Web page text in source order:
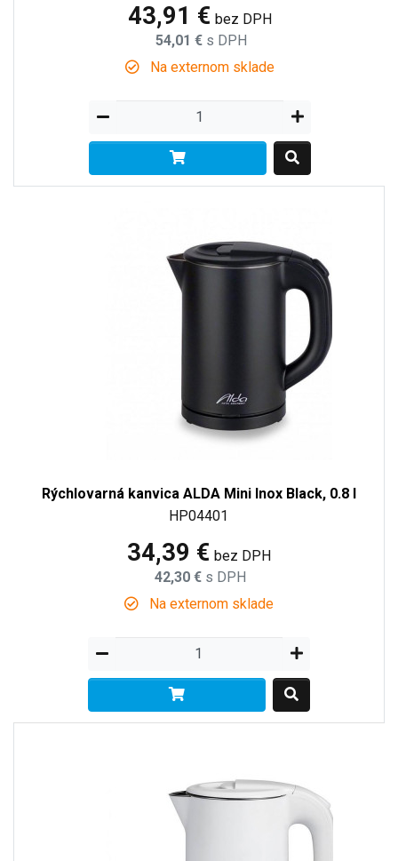
43,91 € bez DPH
54,01 € s DPH
Na externom sklade
Rýchlovarná kanvica ALDA Mini Inox Black, 0.8 l
HP04401
34,39 € bez DPH
42,30 € s DPH
Na externom sklade